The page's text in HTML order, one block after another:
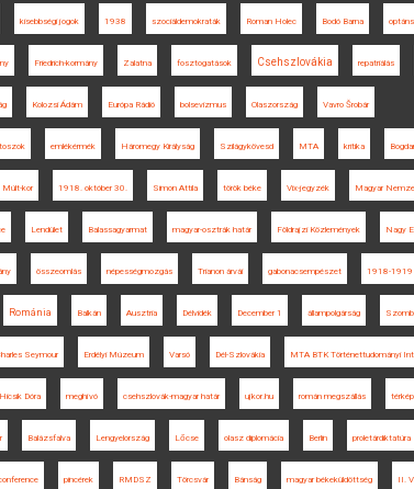
kisebbségi jogok 1938 szociáldemokraták Roman Holec Bodó Barna
Friedrich-kormány Zalatna fosztogatások Csehszlovákia repatriálás
Kolozsi Ádám Európa Rádió bolsevizmus Olaszország Vavro Šrobár
emlékérmék Háromegy Királyság Szilágykövesd MTA kritika
Múlt-kor 1918. október 30. Simon Attila török béke Vix-jegyzék Magyar
Lendület Balassagyarmat magyar-osztrák határ Földrajzi Közlemények Nagy
összeomlás népességmozgás Trianon árvái gabonacsempészet 1918-1919
Románia Balkán Ausztria Délvidék December 1 állampolgárság
Seymour Erdélyi Múzeum Varsó Dél-Szlovákia MTA BTK Történettudományi
Hicsik Dóra meghívó csehszlovák-magyar határ ujkor.hu román megszállás térkép
Balázsfalva Lengyelország Lőcse olasz diplomácia Berlin proletárdiktatúra
pincérek RMDSZ Törcsvár Bánság magyar békeküldöttség II.